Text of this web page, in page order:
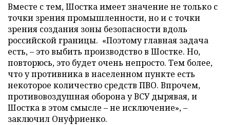
Вместе с тем, Шостка имеет значение не только с
точки зрения промышленности, но и с точки
зрения создания зоны безопасности вдоль
российской границы. «Поэтому главная задача
есть, – это выбить производство в Шостке. Но,
повторюсь, это будет очень непросто. Тем более,
что у противника в населенном пункте есть
некоторое количество средств ПВО. Впрочем,
противовоздушная оборона у ВСУ дырявая, и
Шостка в этом смысле – не исключение», –
заключил Онуфриенко.